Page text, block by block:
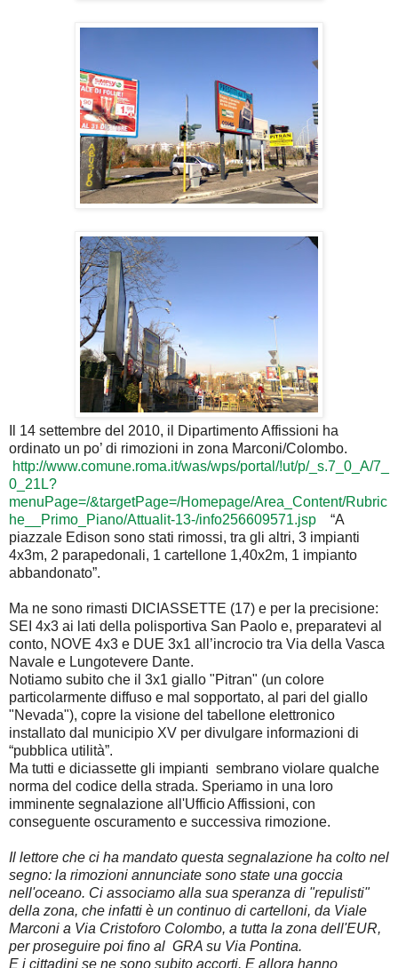
Il 14 settembre del 2010, il Dipartimento Affissioni ha
ordinato un po’ di rimozioni in zona Marconi/Colombo.
http://www.comune.roma.it/was/wps/portal/!ut/p/_s.7_0_A/7_
0_21L?
menuPage=/&targetPage=/Homepage/Area_Content/Rubric
he__Primo_Piano/Attualit-13-/info256609571.jsp “A
piazzale Edison sono stati rimossi, tra gli altri, 3 impianti
4x3m, 2 parapedonali, 1 cartellone 1,40x2m, 1 impianto
abbandonato”.
Ma ne sono rimasti DICIASSETTE (17) e per la precisione:
SEI 4x3 ai lati della polisportiva San Paolo e, preparatevi al
conto, NOVE 4x3 e DUE 3x1 all’incrocio tra Via della Vasca
Navale e Lungotevere Dante.
Notiamo subito che il 3x1 giallo "Pitran" (un colore
particolarmente diffuso e mal sopportato, al pari del giallo
"Nevada"), copre la visione del tabellone elettronico
installato dal municipio XV per divulgare informazioni di
“pubblica utilità”.
Ma tutti e diciassette gli impianti sembrano violare qualche
norma del codice della strada. Speriamo in una loro
imminente segnalazione all'Ufficio Affissioni, con
conseguente oscuramento e successiva rimozione.
Il lettore che ci ha mandato questa segnalazione ha colto nel
segno: la rimozioni annunciate sono state una goccia
nell'oceano. Ci associamo alla sua speranza di "repulisti"
della zona, che infatti è un continuo di cartelloni, da Viale
Marconi a Via Cristoforo Colombo, a tutta la zona dell'EUR,
per proseguire poi fino al GRA su Via Pontina.
E i cittadini se ne sono subito accorti. E allora hanno